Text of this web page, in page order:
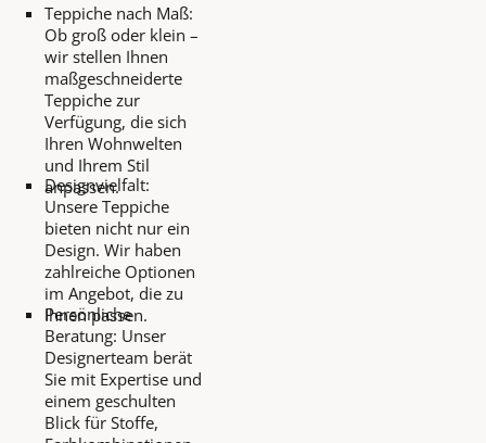
Teppiche nach Maß:
Ob groß oder klein –
wir stellen Ihnen
maßgeschneiderte
Teppiche zur
Verfügung, die sich
Ihren Wohnwelten
und Ihrem Stil
anpassen.
Designvielfalt:
Unsere Teppiche
bieten nicht nur ein
Design. Wir haben
zahlreiche Optionen
im Angebot, die zu
Ihnen passen.
Persönliche
Beratung: Unser
Designerteam berät
Sie mit Expertise und
einem geschulten
Blick für Stoffe,